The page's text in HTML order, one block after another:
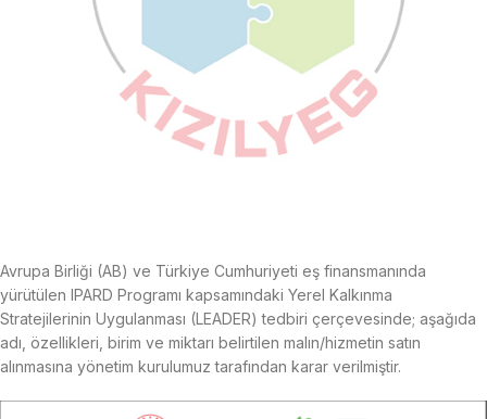
Avrupa Birliği (AB) ve Türkiye Cumhuriyeti eş finansmanında
yürütülen IPARD Programı kapsamındaki Yerel Kalkınma
Stratejilerinin Uygulanması (LEADER) tedbiri çerçevesinde; aşağıda
adı, özellikleri, birim ve miktarı belirtilen malın/hizmetin satın
alınmasına yönetim kurulumuz tarafından karar verilmiştir.